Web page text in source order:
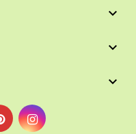


